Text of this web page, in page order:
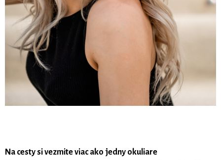
Na cesty si vezmite viac ako jedny okuliare